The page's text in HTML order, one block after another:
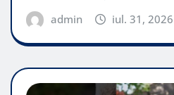
admin iul. 31, 2026